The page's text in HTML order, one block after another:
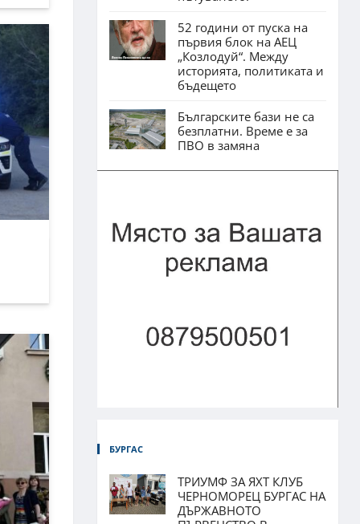
52 години от пуска на
първия блок на АЕЦ
„Козлодуй“. Между
историята, политиката и
бъдещето
Българските бази не са
безплатни. Време е за
ПВО в замяна
БУРГАС
ТРИУМФ ЗА ЯХТ КЛУБ
ЧЕРНОМОРЕЦ БУРГАС НА
ДЪРЖАВНОТО